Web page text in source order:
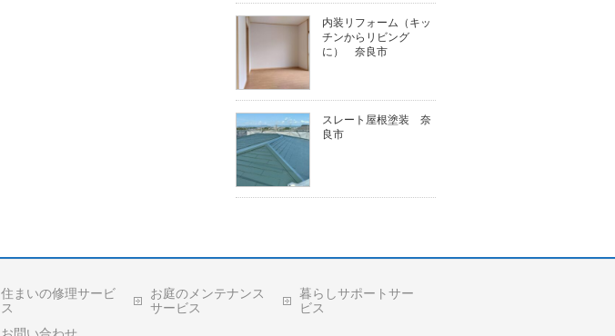
内装リフォーム（キッ
チンからリビング
に） 奈良市
スレート屋根塗装 奈
良市
住まいの修理サービ
ス
お庭のメンテナンス
サービス
暮らしサポートサー
ビス